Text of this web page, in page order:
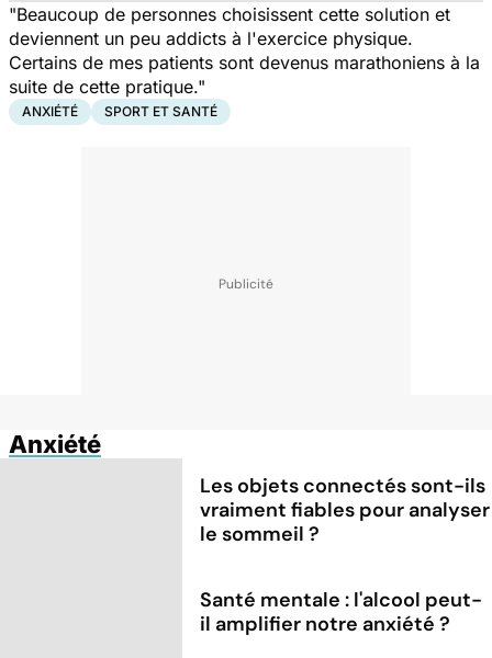
"Beaucoup de personnes choisissent cette solution et
deviennent un peu addicts à l'exercice physique.
Certains de mes patients sont devenus marathoniens à la
suite de cette pratique."
ANXIÉTÉ SPORT ET SANTÉ
Anxiété
Les objets connectés sont-ils
vraiment fiables pour analyser
le sommeil ?
Santé mentale : l'alcool peut-
il amplifier notre anxiété ?